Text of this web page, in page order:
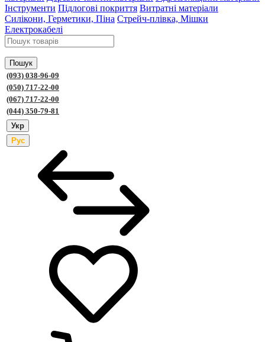
Інструменти Підлогові покриття Витратні матеріали
Силікони, Герметики, Піна Стрейч-плівка, Мішки
Електрокабелі
Пошук
(093) 038-96-09
(050) 717-22-00
(067) 717-22-00
(044) 350-79-81
Укр
Рус